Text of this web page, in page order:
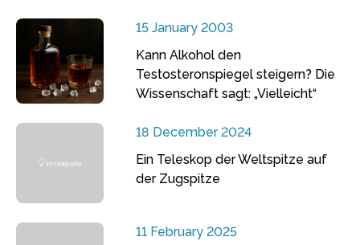
15 January 2003
Kann Alkohol den
Testosteronspiegel steigern? Die
Wissenschaft sagt: „Vielleicht“
18 December 2024
Ein Teleskop der Weltspitze auf
der Zugspitze
11 February 2025